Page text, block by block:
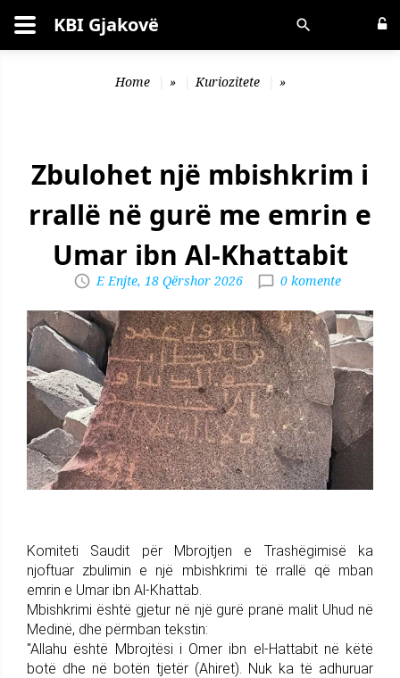
Kërko KBI Gjakovë
Home » Kuriozitete »
Zbulohet një mbishkrim i
rrallë në gurë me emrin e
Umar ibn Al-Khattabit
E Enjte, 18 Qërshor 2026 0 komente
Komiteti Saudit për Mbrojtjen e Trashëgimisë ka
njoftuar zbulimin e një mbishkrimi të rrallë që mban
emrin e Umar ibn Al-Khattab.
Mbishkrimi është gjetur në një gurë pranë malit Uhud në
Medinë, dhe përmban tekstin:
"Allahu është Mbrojtësi i Omer ibn el-Hattabit në këtë
botë dhe në botën tjetër (Ahiret). Nuk ka të adhuruar